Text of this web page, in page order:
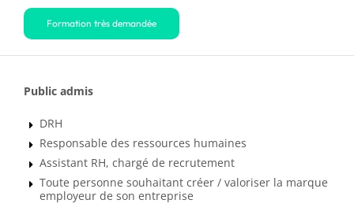
Formation très demandée
Public admis
DRH
Responsable des ressources humaines
Assistant RH, chargé de recrutement
Toute personne souhaitant créer / valoriser la marque
employeur de son entreprise